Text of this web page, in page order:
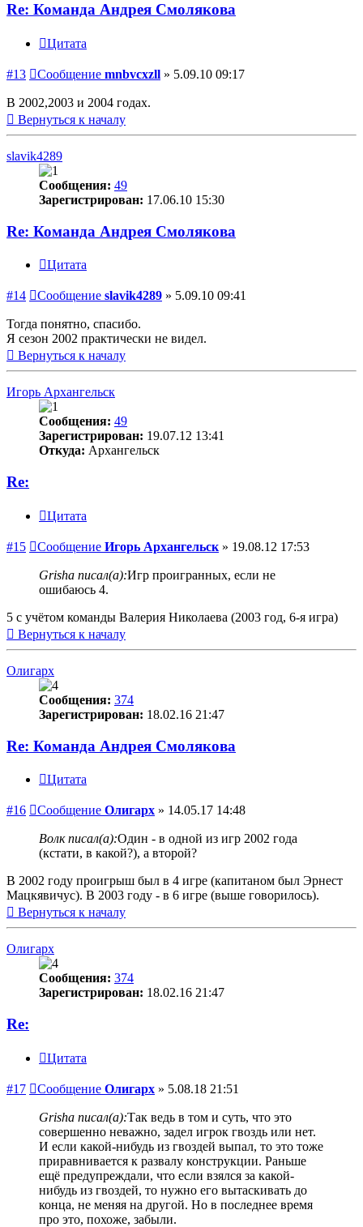
Re: Команда Андрея Смолякова
Цитата
#13 Сообщение mnbvcxzll » 5.09.10 09:17
В 2002,2003 и 2004 годах.
Вернуться к началу
slavik4289
Сообщения: 49
Зарегистрирован: 17.06.10 15:30
Re: Команда Андрея Смолякова
Цитата
#14 Сообщение slavik4289 » 5.09.10 09:41
Тогда понятно, спасибо.
Я сезон 2002 практически не видел.
Вернуться к началу
Игорь Архангельск
Сообщения: 49
Зарегистрирован: 19.07.12 13:41
Откуда: Архангельск
Re:
Цитата
#15 Сообщение Игорь Архангельск » 19.08.12 17:53
Grisha писал(а):Игр проигранных, если не
ошибаюсь 4.
5 с учётом команды Валерия Николаева (2003 год, 6-я игра)
Вернуться к началу
Олигарх
Сообщения: 374
Зарегистрирован: 18.02.16 21:47
Re: Команда Андрея Смолякова
Цитата
#16 Сообщение Олигарх » 14.05.17 14:48
Волк писал(а):Один - в одной из игр 2002 года
(кстати, в какой?), а второй?
В 2002 году проигрыш был в 4 игре (капитаном был Эрнест
Мацкявичус). В 2003 году - в 6 игре (выше говорилось).
Вернуться к началу
Олигарх
Сообщения: 374
Зарегистрирован: 18.02.16 21:47
Re:
Цитата
#17 Сообщение Олигарх » 5.08.18 21:51
Grisha писал(а):Так ведь в том и суть, что это
совершенно неважно, задел игрок гвоздь или нет.
И если какой-нибудь из гвоздей выпал, то это тоже
приравнивается к развалу конструкции. Раньше
ещё предупреждали, что если взялся за какой-
нибудь из гвоздей, то нужно его вытаскивать до
конца, не меняя на другой. Но в последнее время
про это, похоже, забыли.